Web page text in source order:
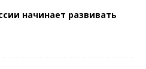
начинает развивать